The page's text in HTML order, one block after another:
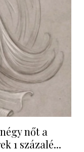
nőt a
1 százalé...